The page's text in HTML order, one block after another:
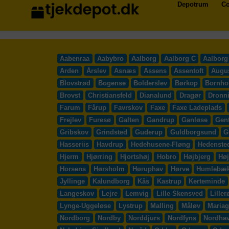
Depotrum
Aabenraa Aabybro Aalborg Aalborg C
Arden
Årslev Asnæs Assens Assentoft
Blovstrød
Bogense Bolderslev Børkop
Brovst
Christiansfeld Dianalund Dragør
Farum
Fårup Favrskov Faxe Faxe Ladeplads
Frejlev
Furesø Galten Gandrup Ganløse
Gribskov
Grindsted Guderup Guldborgsund
Hasseriis
Havdrup Hedehusene-Fløng Hedensted
Hjerm
Hjørring Hjortshøj Hobro Højbjerg
Horsens
Hørsholm Høruphav Hørve
Jyllinge
Kalundborg Kås Kastrup Kerteminde
Langeskov
Lejre Lemvig Lille Skensved
Lynge-Uggeløse
Lystrup Malling Måløv
Nordborg
Nordby Norddjurs Nordfyns